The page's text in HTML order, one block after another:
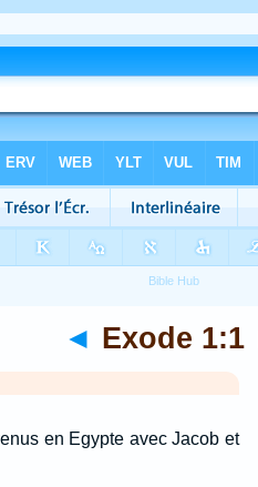
◄ Exode 1:1
en Egypte avec Jacob et